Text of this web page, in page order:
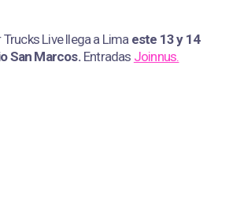
Live llega a Lima este 13 y 14
San Marcos. Entradas Joinnus.